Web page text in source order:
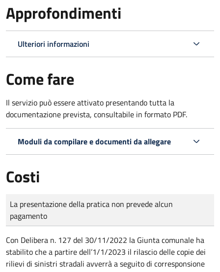
Approfondimenti
Ulteriori informazioni
Come fare
Il servizio può essere attivato presentando tutta la
documentazione prevista, consultabile in formato PDF.
Moduli da compilare e documenti da allegare
Costi
Tipo di pagamento
Importo
La presentazione della pratica non prevede alcun
pagamento
Con Delibera n. 127 del 30/11/2022 la Giunta comunale ha
stabilito che a partire dell’1/1/2023 il rilascio delle copie dei
rilievi di sinistri stradali avverrà a seguito di corresponsione